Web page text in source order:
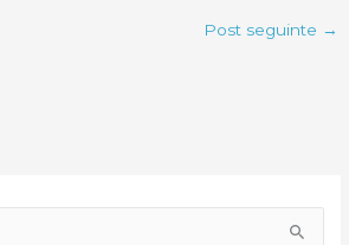
Post seguinte →